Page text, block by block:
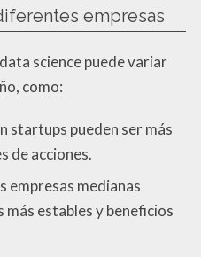
empresas
science puede variar
como:
startups pueden ser más
de acciones.
empresas medianas
estables y beneficios